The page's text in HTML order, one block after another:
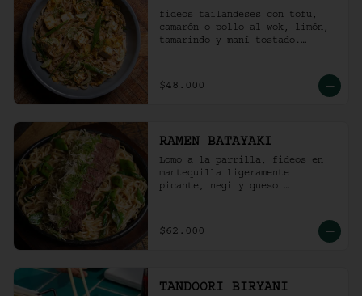
fideos tailandeses con tofu,
camarón o pollo al wok, limón,
tamarindo y maní tostado.
$48.000
RAMEN BATAYAKI
Lomo a la parrilla, fideos en
mantequilla ligeramente
picante, negi y queso
$62.000
TANDOORI BIRYANI